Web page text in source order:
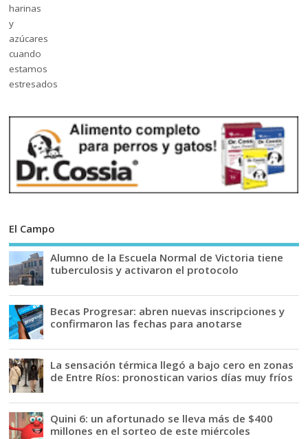
El Campo
Alumno de la Escuela Normal de Victoria tiene
tuberculosis y activaron el protocolo
Becas Progresar: abren nuevas inscripciones y
confirmaron las fechas para anotarse
La sensación térmica llegó a bajo cero en zonas
de Entre Ríos: pronostican varios días muy fríos
Quini 6: un afortunado se lleva más de $400
millones en el sorteo de este miércoles